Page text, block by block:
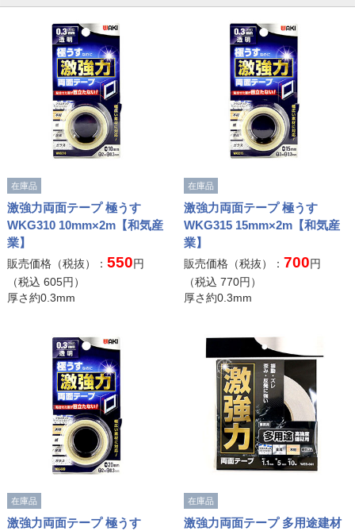
在庫品
激強力両面テープ 極うす
WKG310 10mm×2m【和気産
業】
販売価格（税抜）： 550円
（税込 605円）
厚さ約0.3mm
在庫品
激強力両面テープ 極うす
WKG315 15mm×2m【和気産
業】
販売価格（税抜）： 700円
（税込770円）
厚さ約0.3mm
在庫品
激強力両面テープ 極うす
在庫品
激強力両面テープ 多用途建材